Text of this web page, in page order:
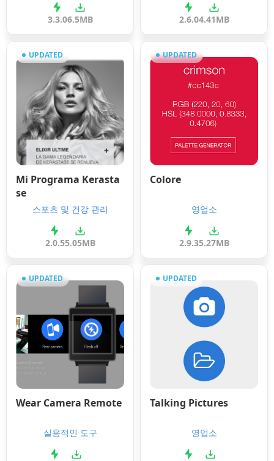
3.3.06.5MB 2.6.04.41MB
UPDATED
Mi Programa Kerasta
se
스포츠 및 건강 관리
2.0.55.05MB
UPDATED
Colore
영업소
2.9.35.27MB
UPDATED
Wear Camera Remote
실용적인 도구
UPDATED
Talking Pictures
영업소